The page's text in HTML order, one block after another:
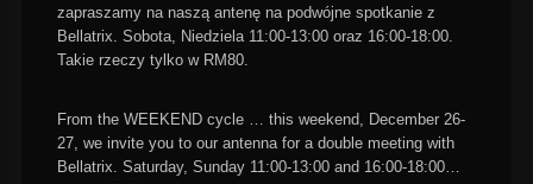
zapraszamy na naszą antenę na podwójne spotkanie z
Bellatrix. Sobota, Niedziela 11:00-13:00 oraz 16:00-18:00.
Takie rzeczy tylko w RM80.
From the WEEKEND cycle … this weekend, December 26-
27, we invite you to our antenna for a double meeting with
Bellatrix. Saturday, Sunday 11:00-13:00 and 16:00-18:00…